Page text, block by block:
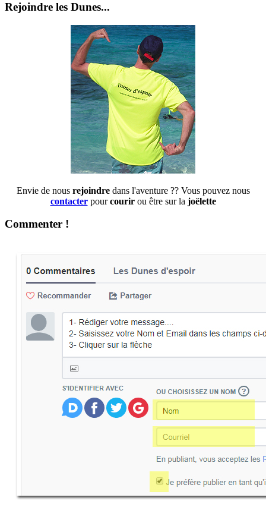
Rejoindre les Dunes...
Envie de nous rejoindre dans l'aventure ?? Vous pouvez nous
contacterpourcourir ou être sur la joëlette
Commenter !